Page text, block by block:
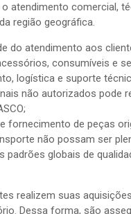
atendimento comercial,
região geográfica.
do atendimento aos
consumíveis e
logística e suporte
não autorizados pode
fornecimento de peças
não possam ser
globais de
realizem suas
Dessa forma, são